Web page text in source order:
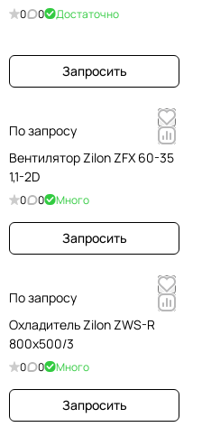
0 0 Достаточно
Запросить
По запросу
Вентилятор Zilon ZFX 60-35
1,1-2D
0 0 Много
Запросить
По запросу
Охладитель Zilon ZWS-R
800x500/3
0 0 Много
Запросить